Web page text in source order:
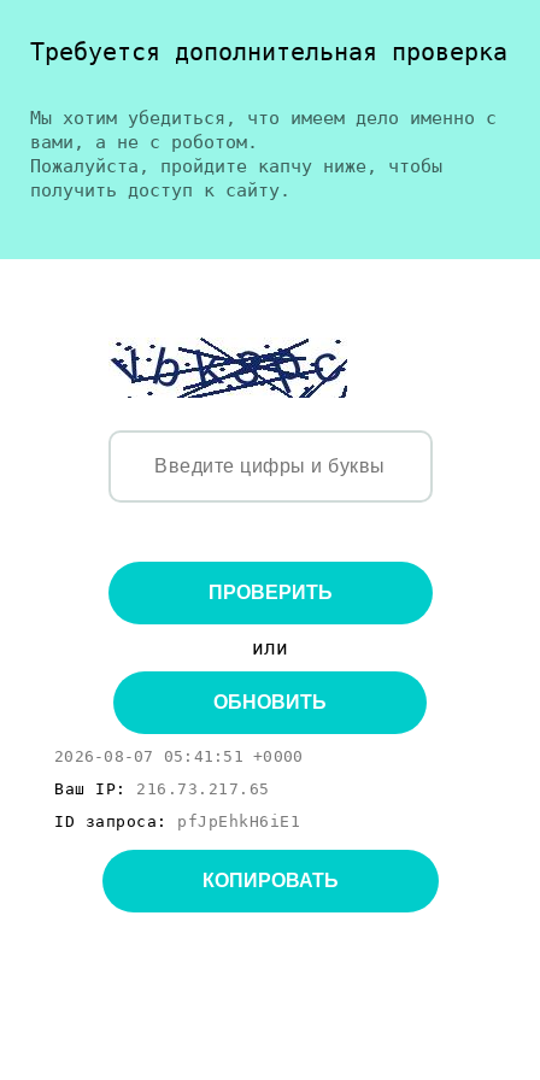
Требуется дополнительная проверка
Мы хотим убедиться, что имеем дело именно с
вами, а не с роботом.
Пожалуйста, пройдите капчу ниже, чтобы
получить доступ к сайту.
ПРОВЕРИТЬ
или
ОБНОВИТЬ
2026-08-07 05:41:51 +0000
Ваш IP: 216.73.217.65
ID запроса: pfJpEhkH6iE1
КОПИРОВАТЬ